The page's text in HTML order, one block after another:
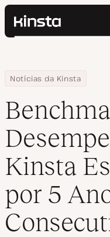
Kinsta®
Preços
Contato
Pesquisar
Home
Centro de Recursos
Blog
Notícias da Kinsta
Benchmarks de
Kinsta
por 5